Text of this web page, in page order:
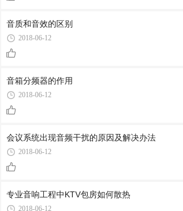
音质和音效的区别
2018-06-12
音箱分频器的作用
2018-06-12
会议系统出现音频干扰的原因及解决办法
2018-06-12
专业音响工程中KTV包房如何散热
2018-06-12